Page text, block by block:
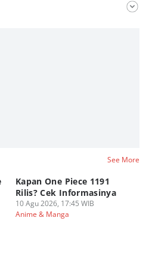
See More
Kapan One Piece 1191
Rilis? Cek Informasinya
10 Agu 2026, 17:45 WIB
Anime & Manga